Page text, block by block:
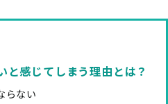
と感じてしまう理由とは？
らない